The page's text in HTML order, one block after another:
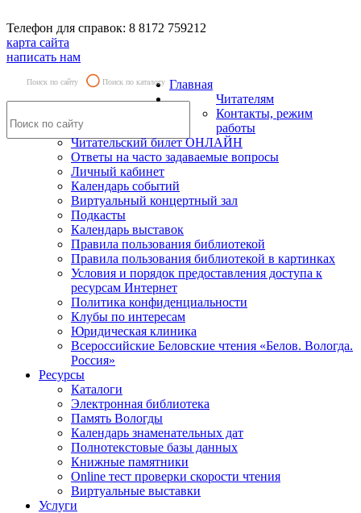
Телефон для справок: 8 8172 759212
карта сайта
написать нам
Поиск по сайту Поиск по каталогу Главная
Читателям
Контакты, режим
работы
Читательский билет ОНЛАЙН
Ответы на часто задаваемые вопросы
Личный кабинет
Календарь событий
Виртуальный концертный зал
Подкасты
Календарь выставок
Правила пользования библиотекой
Правила пользования библиотекой в картинках
Условия и порядок предоставления доступа к
ресурсам Интернет
Политика конфиденциальности
Клубы по интересам
Юридическая клиника
Всероссийские Беловские чтения «Белов. Вологда.
Россия»
Ресурсы
Каталоги
Электронная библиотека
Память Вологды
Календарь знаменательных дат
Полнотекстовые базы данных
Книжные памятники
Online тест проверки скорости чтения
Виртуальные выставки
Услуги